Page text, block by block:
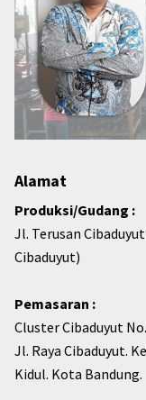
Alamat
Produksi/Gudang :
Jl. Terusan
Cibaduyut)
Pemasaran :
Cluster Cibaduyut
Jl. Raya Cibaduyut.
Kidul. Kota Bandung.